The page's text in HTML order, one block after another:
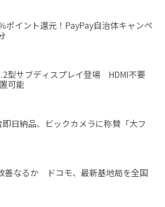
ポイント還元！PayPay自治体キャンペ
型サブディスプレイ登場 HDMI不要
可能
日納品、ビックカメラに称賛「大フ
善なるか ドコモ、最新基地局を全国